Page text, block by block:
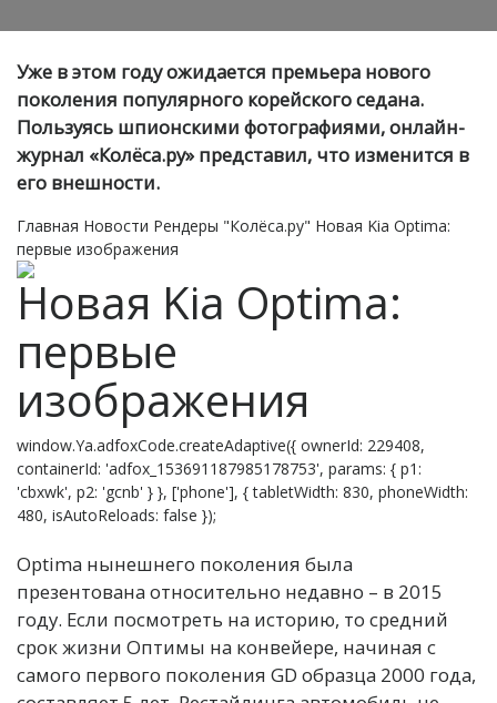
Уже в этом году ожидается премьера нового
поколения популярного корейского седана.
Пользуясь шпионскими фотографиями, онлайн-
журнал «Колёса.ру» представил, что изменится в
его внешности.
Главная Новости Рендеры "Колёса.ру" Новая Kia Optima:
первые изображения
Новая Kia Optima:
первые
изображения
window.Ya.adfoxCode.createAdaptive({ ownerId: 229408,
containerId: 'adfox_153691187985178753', params: { p1:
'cbxwk', p2: 'gcnb' } }, ['phone'], { tabletWidth: 830, phoneWidth:
480, isAutoReloads: false });
Optima нынешнего поколения была
презентована относительно недавно – в 2015
году. Если посмотреть на историю, то средний
срок жизни Оптимы на конвейере, начиная с
самого первого поколения GD образца 2000 года,